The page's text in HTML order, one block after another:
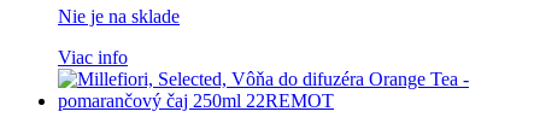
Nie je na sklade
Viac info